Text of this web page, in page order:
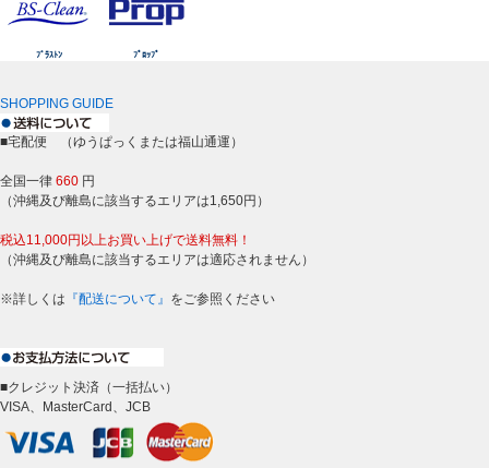
ﾌﾞﾗｽﾄﾝ ﾌﾟﾛｯﾌﾟ
SHOPPING GUIDE
■宅配便 （ゆうぱっくまたは福山通運）
全国一律 660 円
（沖縄及び離島に該当するエリアは1,650円）
税込11,000円以上お買い上げで送料無料！
（沖縄及び離島に該当するエリアは適応されません）
※詳しくは 『配送について』 をご参照ください
■クレジット決済（一括払い）
VISA、MasterCard、JCB